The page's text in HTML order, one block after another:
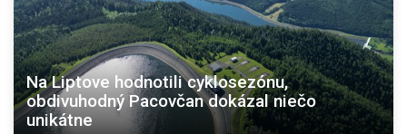
Na Liptove hodnotili cyklosezónu,
obdivuhodný Pacovčan dokázal niečo
unikátne